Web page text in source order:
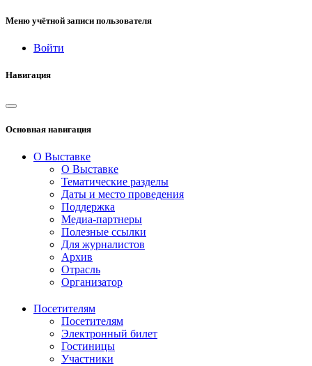
Меню учётной записи пользователя
Войти
Навигация
Основная навигация
О Выставке
О Выставке
Тематические разделы
Даты и место проведения
Поддержка
Медиа-партнеры
Полезные ссылки
Для журналистов
Архив
Отрасль
Организатор
Посетителям
Посетителям
Электронный билет
Гостиницы
Участники